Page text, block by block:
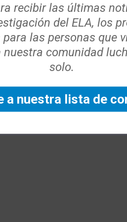
recibir las últimas
del ELA, los
las personas que
nuestra comunidad
solo.
a nuestra lista de